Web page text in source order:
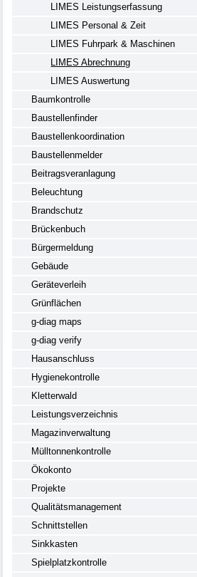
LIMES Leistungserfassung
LIMES Personal & Zeit
LIMES Fuhrpark & Maschinen
LIMES Abrechnung
LIMES Auswertung
Baumkontrolle
Baustellenfinder
Baustellenkoordination
Baustellenmelder
Beitragsveranlagung
Beleuchtung
Brandschutz
Brückenbuch
Bürgermeldung
Gebäude
Geräteverleih
Grünflächen
g-diag maps
g-diag verify
Hausanschluss
Hygienekontrolle
Kletterwald
Leistungsverzeichnis
Magazinverwaltung
Mülltonnenkontrolle
Ökokonto
Projekte
Qualitätsmanagement
Schnittstellen
Sinkkasten
Spielplatzkontrolle